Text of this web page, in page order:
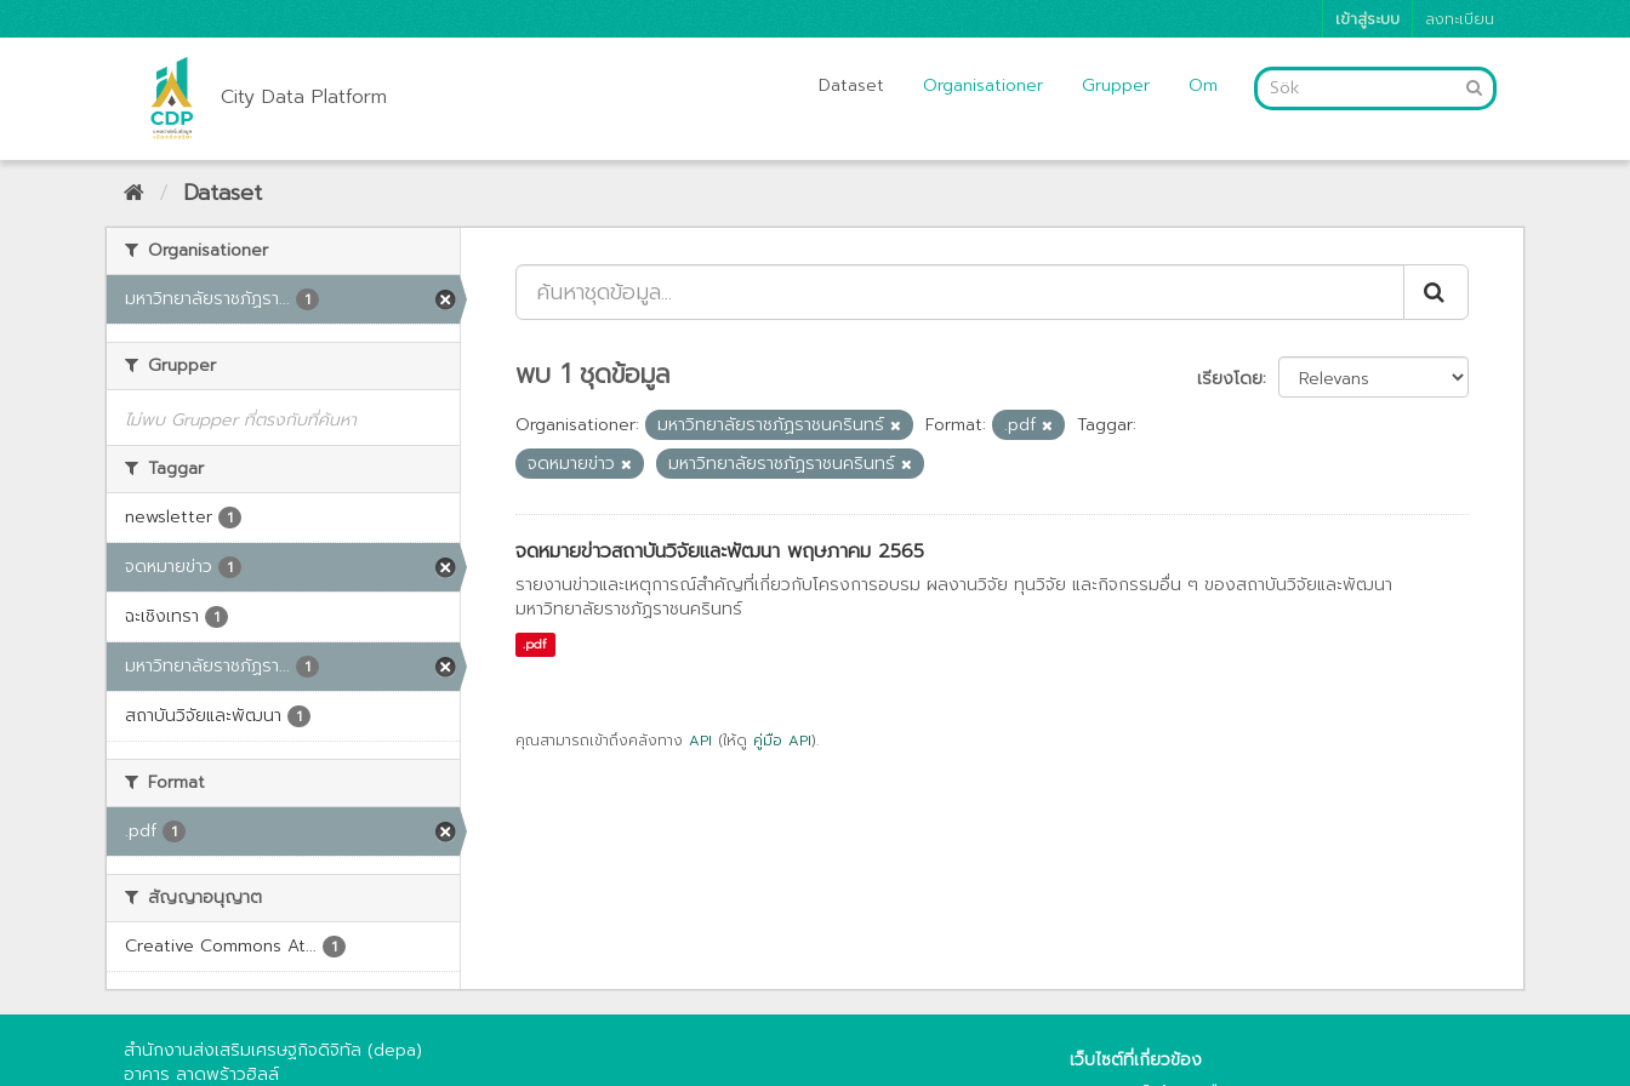
เข้าสู่ระบบ ลงทะเบียน
City Data Platform Dataset Organisationer Grupper Om
Dataset
Organisationer
มหาวิทยาลัยราชภัฏรา...
1
Grupper
ไม่พบ Grupper ที่ตรงกับที่ค้นหา
Taggar
newsletter
1
จดหมายข่าว 1
ฉะเชิงเทรา 1
มหาวิทยาลัยราชภัฏรา... 1
สถาบันวิจัยและพัฒนา 1
Format
.pdf
1
สัญญาอนุญาต
Creative Commons At...
1
เรียงโดย
พบ 1 ชุดข้อมูล
Organisationer: มหาวิทยาลัยราชภัฏราชนครินทร์ Format: .pdf
Taggar:
จดหมายข่าว
มหาวิทยาลัยราชภัฏราชนครินทร์
จดหมายข่าวสถาบันวิจัยและพัฒนา พฤษภาคม 2565
รายงานข่าวและเหตุการณ์สำคัญที่เกี่ยวกับโครงการอบรม ผลงานวิจัย ทุนวิจัย และกิจกรรมอื่น ๆ ของสถาบันวิจัยและพัฒนา
มหาวิทยาลัยราชภัฏราชนครินทร์
.pdf
คุณสามารถเข้าถึงคลังทาง API (ให้ดู คู่มือ API).
สำนักงานส่งเสริมเศรษฐกิจดิจิทัล (depa)
อาคาร ลาดพร้าวฮิลล์
เว็บไซต์ที่เกี่ยวข้อง